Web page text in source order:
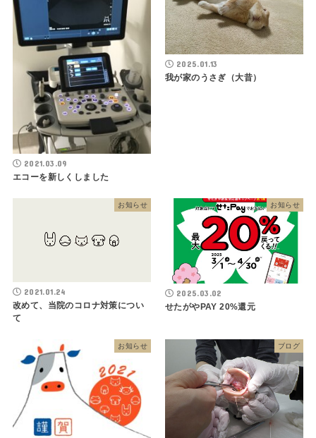
2021.03.09
エコーを新しくしました
2025.01.13
我が家のうさぎ（大昔）
お知らせ
2021.01.24
改めて、当院のコロナ対策につい
て
お知らせ
2025.03.02
せたがやPAY 20%還元
お知らせ ブログ